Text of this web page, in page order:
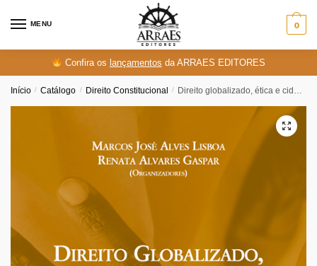
MENU 0
Confira os lançamentos da ARRAES EDITORES
Início / Catálogo / Direito Constitucional / Direito globalizado, ética e cidadania